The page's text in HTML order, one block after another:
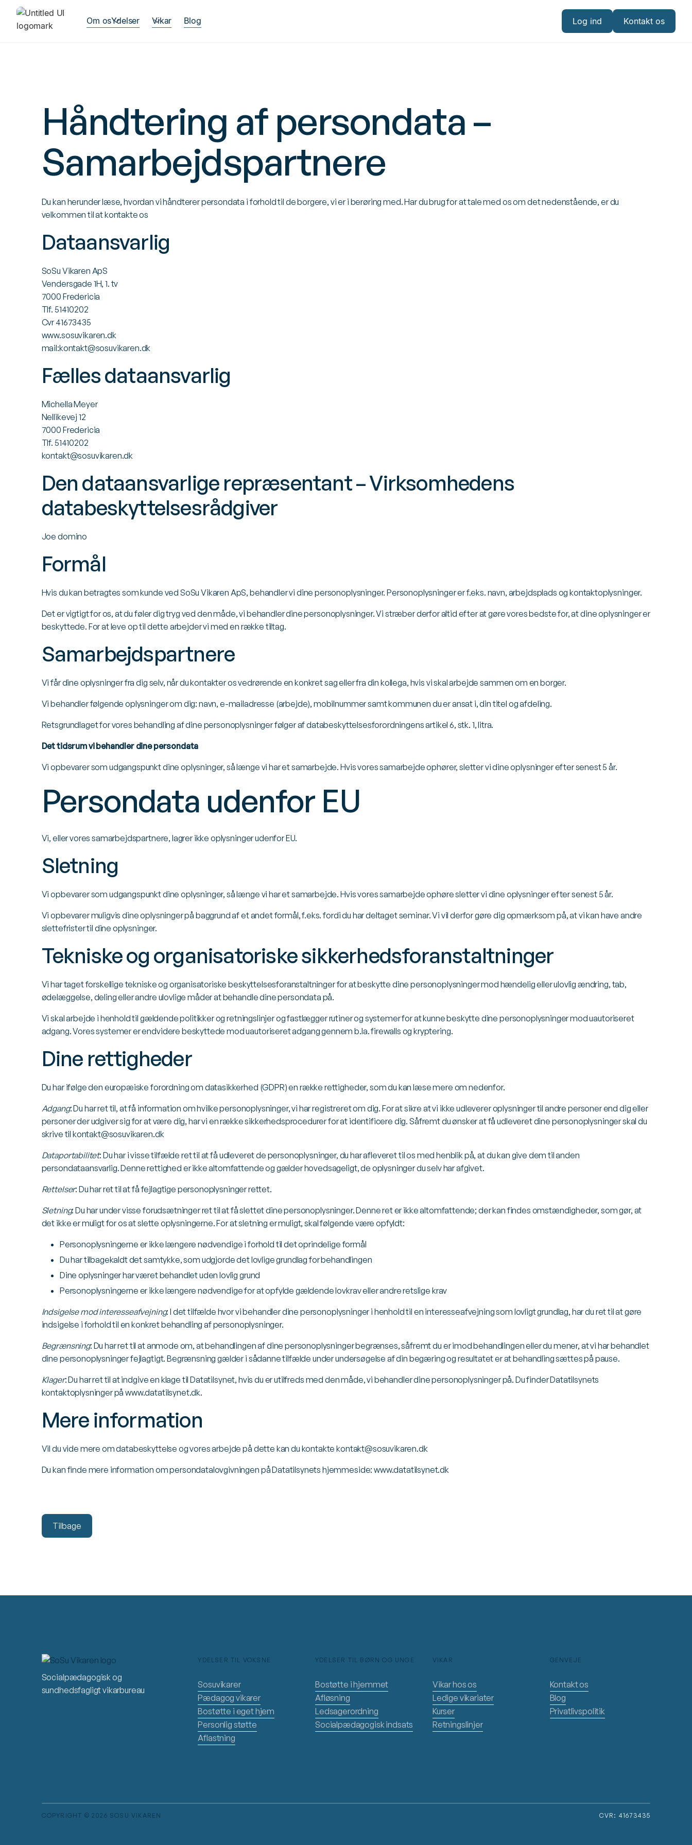
Om osYdelser Vikar Blog
Log ind
Kontakt os
Håndtering af persondata –
Samarbejdspartnere
Du kan herunder læse, hvordan vi håndterer persondata i forhold til de borgere, vi er i berøring med. Har du brug for at tale med os om det nedenstående, er du
velkommen til atkontakte os
Dataansvarlig
SoSu Vikaren ApS
Vendersgade 1H, 1. tv
7000 Fredericia
Tlf. 51410202
Cvr 41673435
www.sosuvikaren.dk
mail:kontakt@sosuvikaren.dk
Fælles dataansvarlig
Michella Meyer
Nellikevej 12
7000 Fredericia
Tlf. 51410202
kontakt@sosuvikaren.dk
Den dataansvarlige repræsentant – Virksomhedens
databeskyttelsesrådgiver
Joe domino
Formål
Hvis du kan betragtes som kunde ved SoSu Vikaren ApS, behandler vi dine personoplysninger. Personoplysninger er f.eks. navn, arbejdsplads og kontaktoplysninger.
Det er vigtigt for os, at du føler dig tryg ved den måde, vi behandler dine personoplysninger. Vi stræber derfor altid efter at gøre vores bedste for, at dine oplysninger er
beskyttede. For at leve op til dette arbejder vi med en række tiltag.
Samarbejdspartnere
Vi får dine oplysninger fra dig selv, når du kontakter os vedrørende en konkret sag eller fra din kollega, hvis vi skal arbejde sammen om en borger.
Vi behandler følgende oplysninger om dig: navn, e-mailadresse (arbejde), mobilnummer samt kommunen du er ansat i, din titel og afdeling.
Retsgrundlaget for vores behandling af dine personoplysninger følger af databeskyttelsesforordningens artikel 6, stk. 1, litra.
Det tidsrum vi behandler dine persondata
Vi opbevarer som udgangspunkt dine oplysninger, så længe vi har et samarbejde. Hvis vores samarbejde ophører, sletter vi dine oplysninger efter senest 5 år.
Persondata udenfor EU
Vi, eller vores samarbejdspartnere, lagrer ikke oplysninger udenfor EU.
Sletning
Vi opbevarer som udgangspunkt dine oplysninger, så længe vi har et samarbejde. Hvis vores samarbejde ophøre sletter vi dine oplysninger efter senest 5 år.
Vi opbevarer muligvis dine oplysninger på baggrund af et andet formål, f.eks. fordi du har deltaget seminar. Vi vil derfor gøre dig opmærksom på, at vi kan have andre
slettefrister til dine oplysninger.
Tekniske og organisatoriske sikkerhedsforanstaltninger
Vi har taget forskellige tekniske og organisatoriske beskyttelsesforanstaltninger for at beskytte dine personoplysninger mod hændelig eller ulovlig ændring, tab,
ødelæggelse, deling eller andre ulovlige måder at behandle dine persondata på.
Vi skal arbejde i henhold til gældende politikker og retningslinjer og fastlægger rutiner og systemer for at kunne beskytte dine personoplysninger mod uautoriseret
adgang. Vores systemer er endvidere beskyttede mod uautoriseret adgang gennem b.la. firewalls og kryptering.
Dine rettigheder
Du har ifølge den europæiske forordning om datasikkerhed (GDPR) en række rettigheder, som du kan læse mere om nedenfor.
Adgang: Du har ret til, at få information om hvilke personoplysninger, vi har registreret om dig. For at sikre at vi ikke udleverer oplysninger til andre personer end dig eller
personer der udgiver sig for at være dig, har vi en række sikkerhedsprocedurer for at identificere dig. Såfremt du ønsker at få udleveret dine personoplysninger skal du
skrive til kontakt@sosuvikaren.dk
Dataportabilitet: Du har i visse tilfælde ret til at få udleveret de personoplysninger, du har afleveret til os med henblik på, at du kan give dem til anden
persondataansvarlig. Denne rettighed er ikke altomfattende og gælder hovedsageligt, de oplysninger du selv har afgivet.
Rettelser: Du har ret til at få fejlagtige personoplysninger rettet.
Sletning: Du har under visse forudsætninger ret til at få slettet dine personoplysninger. Denne ret er ikke altomfattende; der kan findes omstændigheder, som gør, at
det ikke er muligt for os at slette oplysningerne. For at sletning er muligt, skal følgende være opfyldt:
Personoplysningerne er ikke længere nødvendige i forhold til det oprindelige formål
Du har tilbagekaldt det samtykke, som udgjorde det lovlige grundlag for behandlingen
Dine oplysninger har været behandlet uden lovlig grund
Personoplysningerne er ikke længere nødvendige for at opfylde gældende lovkrav eller andre retslige krav
Indsigelse mod interesseafvejning: I det tilfælde hvor vi behandler dine personoplysninger i henhold til en interesseafvejning som lovligt grundlag, har du ret til at gøre
indsigelse i forhold til en konkret behandling af personoplysninger.
Begrænsning: Du har ret til at anmode om, at behandlingen af dine personoplysninger begrænses, såfremt du er imod behandlingen eller du mener, at vi har behandlet
dine personoplysninger fejlagtigt. Begrænsning gælder i sådanne tilfælde under undersøgelse af din begæring og resultatet er at behandling sættes på pause.
Klager: Du har ret til at indgive en klage til Datatilsynet, hvis du er utilfreds med den måde, vi behandler dine personoplysninger på. Du finder Datatilsynets
kontaktoplysninger påwww.datatilsynet.dk.
Mere information
Vil du vide mere om databeskyttelse og vores arbejde på dette kan du kontaktekontakt@sosuvikaren.dk
Du kan finde mere information om persondatalovgivningen på Datatilsynets hjemmeside:www.datatilsynet.dk
Tilbage
Socialpædagogisk og
sundhedsfagligt vikarbureau
YDELSER TIL VOKSNE
Sosuvikarer
Pædagog vikarer
Bostøtte i eget hjem
Personlig støtte
Aflastning
YDELSER TIL BØRN OG UNGE
Bostøtte i hjemmet
Afløsning
Ledsagerordning
Socialpædagogisk indsats
VIKAR
Vikar hos os
Ledige vikariater
Kurser
Retningslinjer
GENVEJE
Kontakt os
Blog
Privatlivspolitik
COPYRIGHT © 2026 SOSU VIKAREN CVR: 41673435